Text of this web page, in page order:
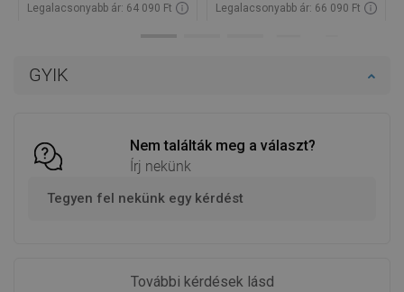
GYIK
Nem találták meg a választ?
Írj nekünk
Tegyen fel nekünk egy kérdést
További kérdések lásd
Legalacsonyabb ár: 64 090 Ft
Legalacsonyabb ár: 66 090 Ft